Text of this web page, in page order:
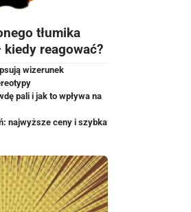
tłumika
reagować?
wizerunek
pali i jak to wpływa na
najwyższe ceny i szybka